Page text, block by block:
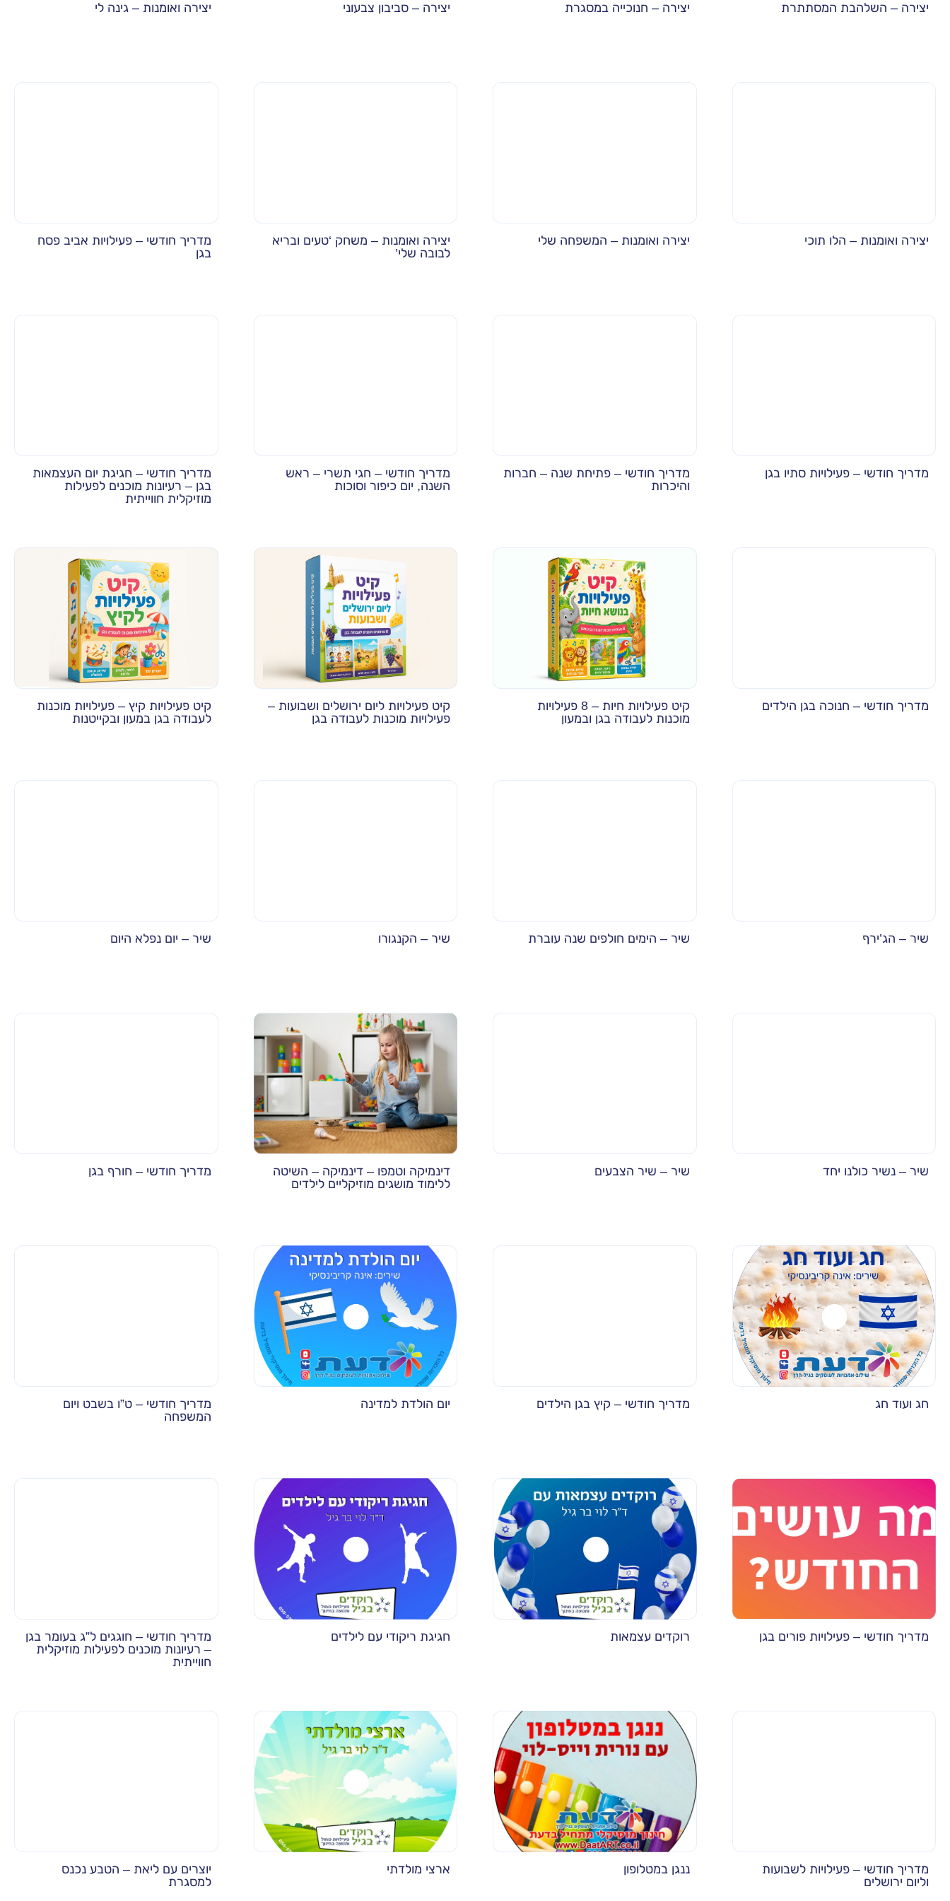
יצירה – השלהבת המסתתרת יצירה – חנוכייה במסגרת יצירה – סביבון צבעוני יצירה ואומנות – גינה לי
יצירה ואומנות – הלו תוכי יצירה ואומנות – המשפחה שלי
יצירה ואומנות – משחק ‘טעים ובריא
לבובה שלי’
מדריך חודשי – פעילויות אביב פסח
בגן
מדריך חודשי – פעילויות סתיו בגן
מדריך חודשי – פתיחת שנה – חברות
והיכרות
מדריך חודשי – חגי תשרי – ראש
השנה, יום כיפור וסוכות
מדריך חודשי – חגיגת יום העצמאות
בגן – רעיונות מוכנים לפעילות
מוזיקלית חווייתית
מדריך חודשי – חנוכה בגן הילדים
קיט פעילויות חיות – 8 פעילויות
מוכנות לעבודה בגן ובמעון
קיט פעילויות ליום ירושלים ושבועות –
פעילויות מוכנות לעבודה בגן
קיט פעילויות קיץ – פעילויות מוכנות
לעבודה בגן במעון ובקייטנות
שיר – הג’ירף שיר – הימים חולפים שנה עוברת שיר – הקנגורו שיר – יום נפלא היום
שיר – נשיר כולנו יחד שיר – שיר הצבעים
דינמיקה וטמפו – דינמיקה – השיטה
ללימוד מושגים מוזיקליים לילדים
מדריך חודשי – חורף בגן
חג ועוד חג מדריך חודשי – קיץ בגן הילדים יום הולדת למדינה
מדריך חודשי – ט”ו בשבט ויום
המשפחה
מדריך חודשי – פעילויות פורים בגן רוקדים עצמאות חגיגת ריקודי עם לילדים
מדריך חודשי – חוגגים ל”ג בעומר בגן
– רעיונות מוכנים לפעילות מוזיקלית
חווייתית
מדריך חודשי – פעילויות לשבועות
וליום ירושלים
ננגן במטלופון ארצי מולדתי
יוצרים עם ליאת – הטבע נכנס
למסגרת